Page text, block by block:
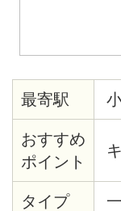
最寄駅
おすすめ
ポイント
タイプ